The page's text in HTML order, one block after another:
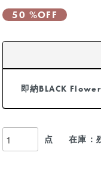
50 %OFF
即納BLACK Flower
点 在庫：